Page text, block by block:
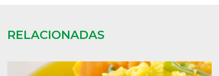
RELACIONADAS